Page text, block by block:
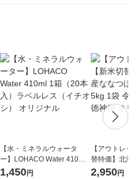
【水・ミネラルウォータ
ー】LOHACO Water 410ml
1箱（20本入）ラベルレス
1,450円
【アウトレッ
替特価】北海
し 精白米 5kg
2,950円